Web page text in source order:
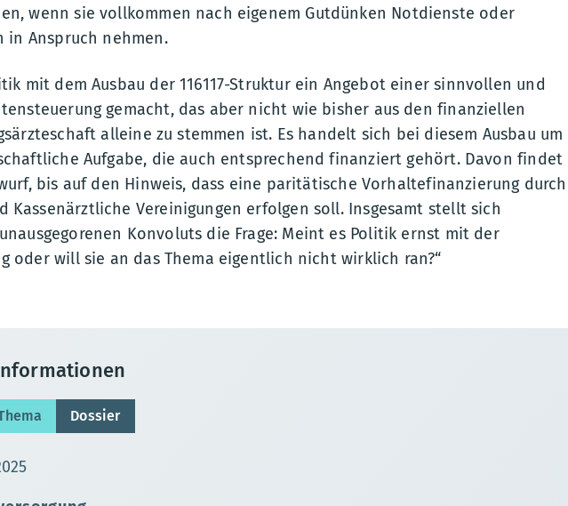
wenn sie vollkommen nach eigenem Gutdünken Notdienste oder
in Anspruch nehmen.
mit dem Ausbau der 116117-Struktur ein Angebot einer sinnvollen und
gemacht, das aber nicht wie bisher aus den finanziellen
alleine zu stemmen ist. Es handelt sich bei diesem Ausbau um
Aufgabe, die auch entsprechend finanziert gehört. Davon findet
bis auf den Hinweis, dass eine paritätische Vorhaltefinanzierung durch
Kassenärztliche Vereinigungen erfolgen soll. Insgesamt stellt sich
Konvoluts die Frage: Meint es Politik ernst mit der
oder will sie an das Thema eigentlich nicht wirklich ran?“
Dossier